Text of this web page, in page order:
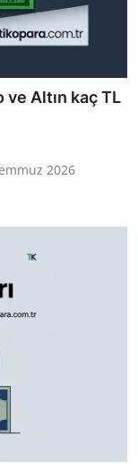
ve Altın kaç TL
2026